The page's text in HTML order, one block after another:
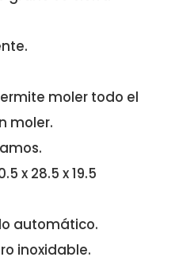
moler todo el
moler.
x 28.5 x 19.5
automático.
inoxidable.